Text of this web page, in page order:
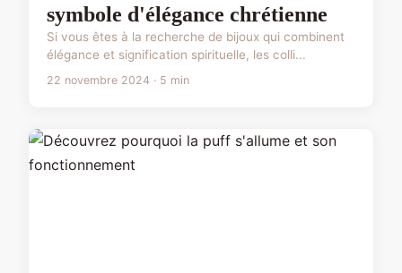
symbole d'élégance chrétienne
Si vous êtes à la recherche de bijoux qui combinent
élégance et signification spirituelle, les colli...
22 novembre 2024 · 5 min